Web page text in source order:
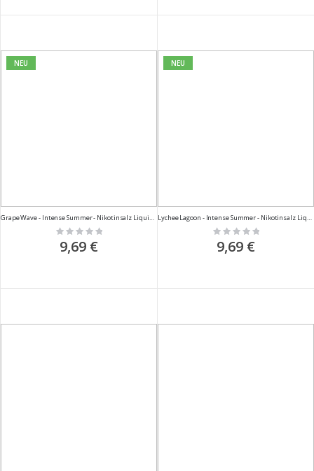
NEU
Grape Wave - Intense Summer - Nikotinsalz Liquid - 10ml
Rating:
0%
9,69 €
NEU
Lychee Lagoon - Intense Summer - Nikotinsalz Liquid - 10ml
Rating:
0%
9,69 €